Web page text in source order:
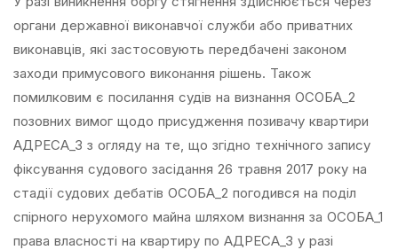
органи державної виконавчої служби або приватних
виконавців, які застосовують передбачені законом
заходи примусового виконання рішень. Також
помилковим є посилання судів на визнання ОСОБА_2
позовних вимог щодо присудження позивачу квартири
АДРЕСА_3 з огляду на те, що згідно технічного запису
фіксування судового засідання 26 травня 2017 року на
стадії судових дебатів ОСОБА_2 погодився на поділ
спірного нерухомого майна шляхом визнання за ОСОБА_1
права власності на квартиру по АДРЕСА_3 у разі